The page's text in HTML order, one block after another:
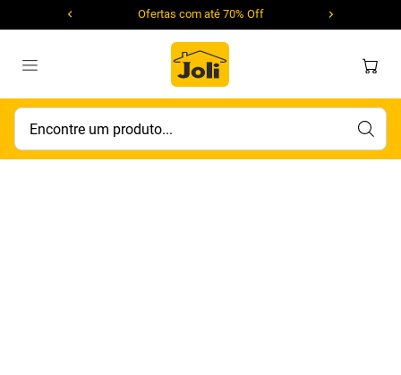
Ofertas com até 70% Off
Encontre um produto...